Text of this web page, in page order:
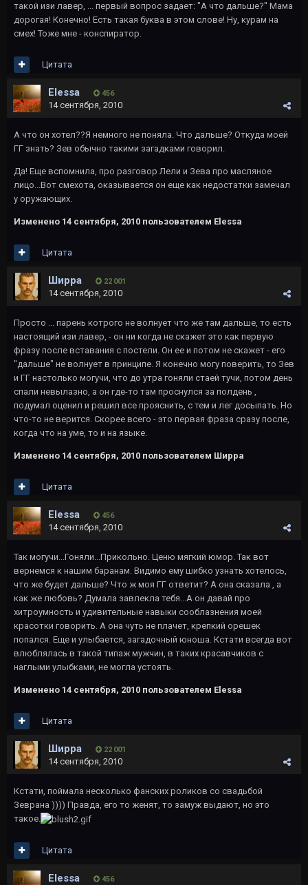
такой изи лавер, ... первый вопрос задает: "А что дальше?" Мама
дорогая! Конечно! Есть такая буква в этом слове! Ну, курам на
смех! Тоже мне - конспиратор.
Цитата
Elessa 456
14 сентября, 2010
А что он хотел??Я немного не поняла. Что дальше? Откуда моей
ГГ знать? Зев обычно такими загадками говорил.
Да! Еще вспомнила, про разговор Лели и Зева про масляное
лицо...Вот смехота, оказывается он еще как недостатки замечал
у оружающих.
Изменено 14 сентября, 2010 пользователем Elessa
Цитата
Ширра 22 001
14 сентября, 2010
Просто ... парень котрого не волнует что же там дальше, то есть
настоящий изи лавер, - он ни когда не скажет это как первую
фразу после вставания с постели. Он ее и потом не скажет - его
"дальше" не волнует в принципе. Я конечно могу поверить, то Зев
и ГГ настолько могучи, что до утра гоняли стаей тучи, потом день
спали невылазно, а он где-то там проснулся за полдень ,
подумал оценил и решил все прояснить, с тем и лег досыпать. Но
что-то не верится. Скорее всего - это первая фраза сразу после,
когда что на уме, то и на языке.
Изменено 14 сентября, 2010 пользователем Ширра
Цитата
Elessa 456
14 сентября, 2010
Так могучи...Гоняли...Прикольно. Ценю мягкий юмор. Так вот
вернемся к нашим баранам. Видимо ему шибко узнать хотелось,
что же будет дальше? Что ж моя ГГ ответит? А она сказала , а
как же любовь? Думала завлекла тебя...А он давай про
хитроумность и удивительные навыки сооблазнения моей
красотки говорить. А она чуть не плачет, крепкий орешек
попался. Еще и улыбается, загадочный юноша. Кстати всегда вот
влюблялась в такой типаж мужчин, в таких красавчиков с
наглыми улыбками, не могла устоять.
Изменено 14 сентября, 2010 пользователем Elessa
Цитата
Ширра 22 001
14 сентября, 2010
Кстати, поймала несколько фанских роликов со свадьбой
Зеврана )))) Правда, его то женят, то замуж выдают, но это
такое.
Цитата
Elessa 456